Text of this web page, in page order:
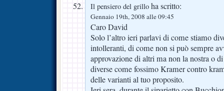
Il pensiero del grillo ha scritto:
Gennaio 19th, 2008 alle 09:45
Caro David
Solo l’altro ieri parlavi di come stiamo
intolleranti, di come non si può sempre
approvazione di altri ma non la nostra o
diverse come fossimo Kramer contro
delle varianti al tuo proposito.